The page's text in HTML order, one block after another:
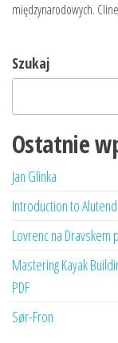
międzynarodowych.
Szukaj
Ostatnie
Jan Glinka
Introduction to
Lovrenc na Dravskem
Mastering Kayak
PDF
Sør-Fron